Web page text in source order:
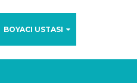
BOYACI USTASI